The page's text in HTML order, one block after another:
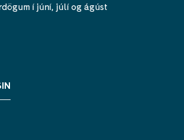
í júní, júlí og ágúst